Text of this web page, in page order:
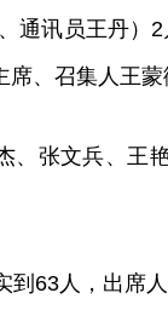
通讯员王丹）
席、召集人王
、张文兵、王
到63人，出席